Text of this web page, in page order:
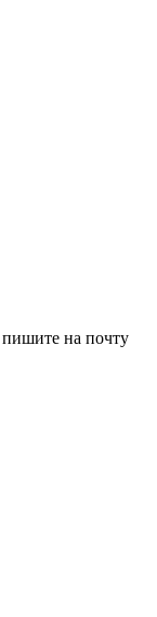
на почту